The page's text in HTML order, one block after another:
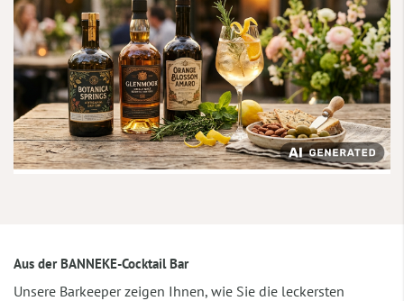
Aus der BANNEKE-Cocktail Bar
Unsere Barkeeper zeigen Ihnen, wie Sie die leckersten